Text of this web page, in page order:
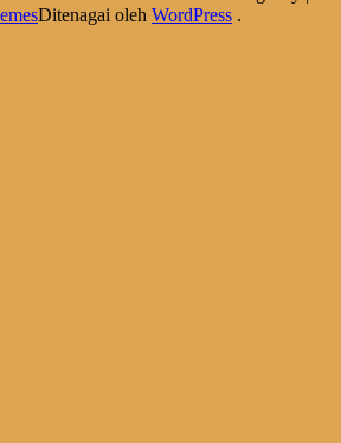
Ditenagai oleh WordPress .